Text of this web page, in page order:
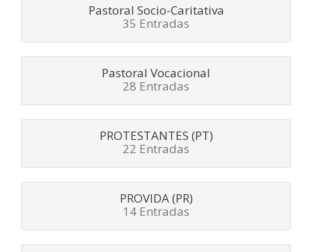
Pastoral Socio-Caritativa
35 Entradas
Pastoral Vocacional
28 Entradas
PROTESTANTES (PT)
22 Entradas
PROVIDA (PR)
14 Entradas